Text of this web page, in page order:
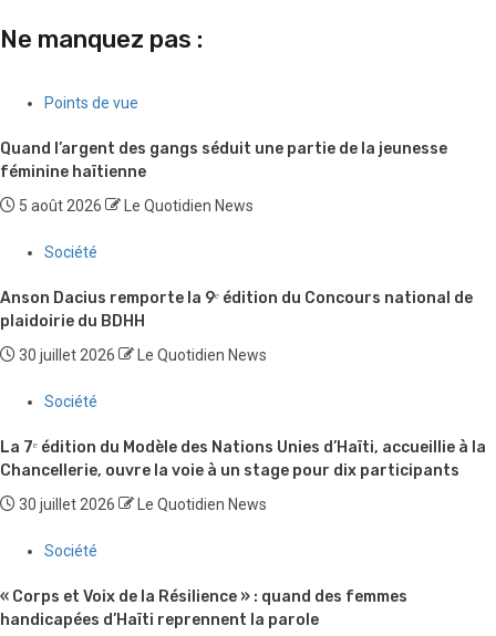
Ne manquez pas :
Points de vue
Quand l’argent des gangs séduit une partie de la jeunesse
féminine haïtienne
5 août 2026 Le Quotidien News
Société
Anson Dacius remporte la 9ᵉ édition du Concours national de
plaidoirie du BDHH
30 juillet 2026 Le Quotidien News
Société
La 7ᵉ édition du Modèle des Nations Unies d’Haïti, accueillie à la
Chancellerie, ouvre la voie à un stage pour dix participants
30 juillet 2026 Le Quotidien News
Société
« Corps et Voix de la Résilience » : quand des femmes
handicapées d’Haïti reprennent la parole